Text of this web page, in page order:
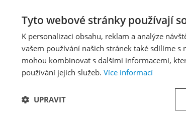
Ostrava
Tyto webové stránky používají
K personalizaci obsahu, reklam a analýze
vašem používání našich stránek také sdílíme
mohou kombinovat s dalšími informacemi,
používání jejich služeb. Více informací
UPRAVIT